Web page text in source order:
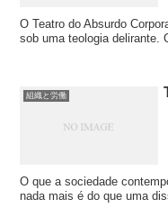
O Teatro do Absurdo
sob uma teologia delirante.
組織と労働
O que a sociedade
nada mais é do que uma